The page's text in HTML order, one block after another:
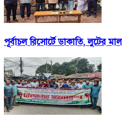
পূর্বাচল রিসোর্টে ডাকাতি, লুটের